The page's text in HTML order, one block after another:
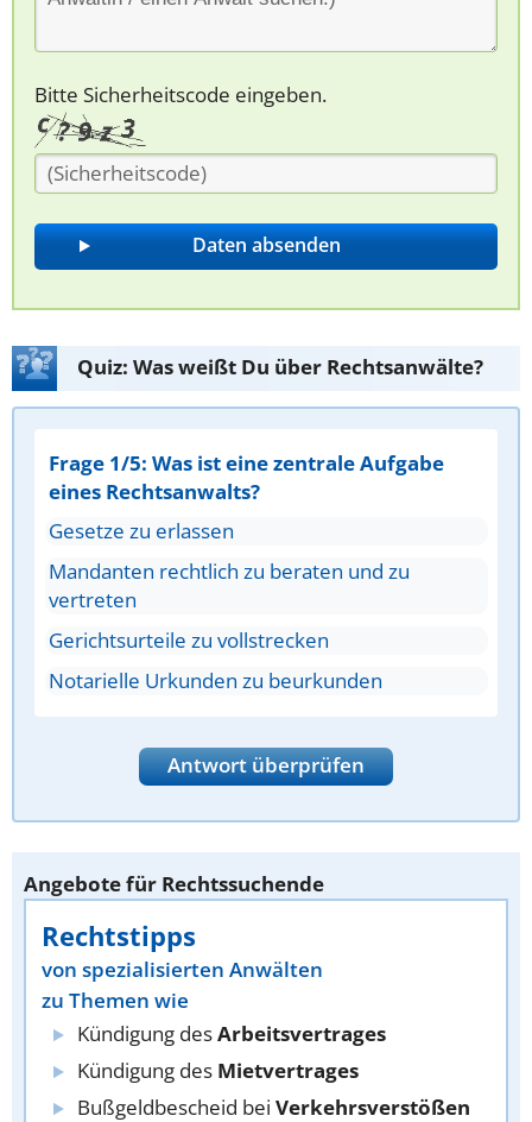
Bitte Sicherheitscode eingeben.
Quiz: Was weißt Du über Rechtsanwälte?
Frage 1/5: Was ist eine zentrale Aufgabe
eines Rechtsanwalts?
Gesetze zu erlassen
Mandanten rechtlich zu beraten und zu
vertreten
Gerichtsurteile zu vollstrecken
Notarielle Urkunden zu beurkunden
Antwort überprüfen
Angebote für Rechtssuchende
Rechtstipps
von spezialisierten Anwälten
zu Themen wie
Kündigung desArbeitsvertrages
Kündigung des Mietvertrages
Bußgeldbescheid bei Verkehrsverstößen